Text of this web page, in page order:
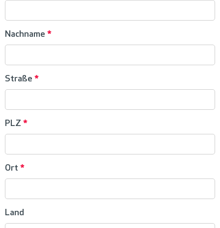
Nachname *
Straße *
PLZ *
Ort *
Land